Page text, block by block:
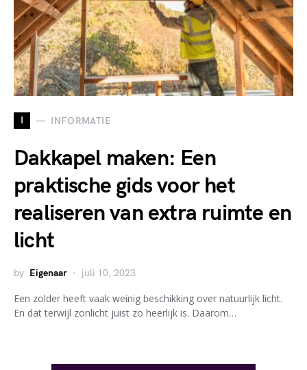
I INFORMATIE
Dakkapel maken: Een
praktische gids voor het
realiseren van extra ruimte en
licht
by Eigenaar juli 10, 2023
Een zolder heeft vaak weinig beschikking over natuurlijk licht.
En dat terwijl zonlicht juist zo heerlijk is. Daarom…